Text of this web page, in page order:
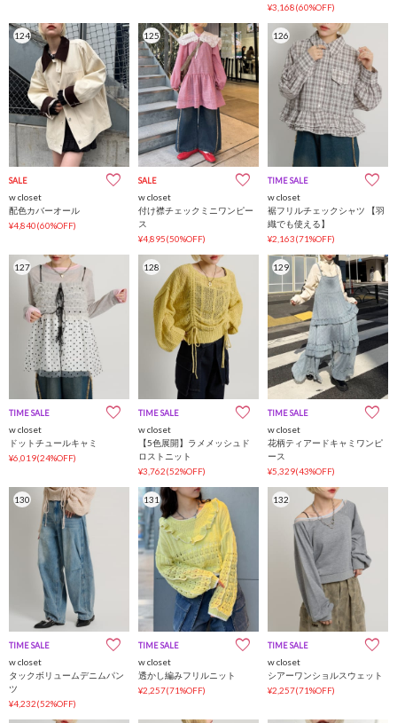
¥3,168(60%OFF)
124
SALE
w closet
配色カバーオール
¥4,840(60%OFF)
125
SALE
w closet
付け襟チェックミニワンピー
ス
¥4,895(50%OFF)
126
TIME SALE
w closet
裾フリルチェックシャツ 【羽
織でも使える】
¥2,163(71%OFF)
127
TIME SALE
w closet
ドットチュールキャミ
¥6,019(24%OFF)
128
TIME SALE
w closet
【5色展開】ラメメッシュド
ロストニット
¥3,762(52%OFF)
129
TIME SALE
w closet
花柄ティアードキャミワンピ
ース
¥5,329(43%OFF)
130
TIME SALE
w closet
タックボリュームデニムパン
ツ
¥4,232(52%OFF)
131
TIME SALE
w closet
透かし編みフリルニット
¥2,257(71%OFF)
132
TIME SALE
w closet
シアーワンショルスウェット
¥2,257(71%OFF)